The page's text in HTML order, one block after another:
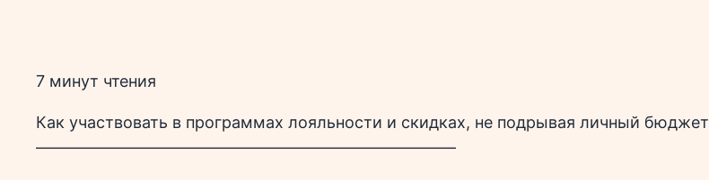
7 минут чтения
Как участвовать в программах лояльности и скидках, не подрывая личный бюджет
——————————————————————————